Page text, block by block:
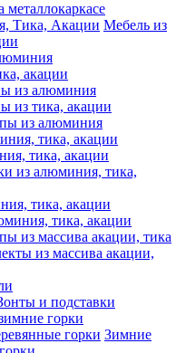
Мебель из
акации
из алюминия
из тика, акации
из алюминия
тика, акации
тика, акации
из алюминия, тика,
тика, акации
тика, акации
из массива акации, тика
из массива акации,
и подставки
горки
Зимние